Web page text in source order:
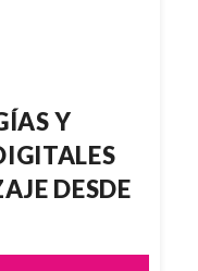
Y
DESDE